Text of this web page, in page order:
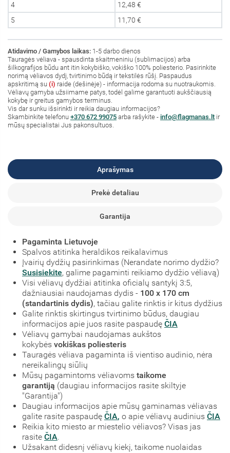
4
12,48 €
5
11,70 €
Atidavimo / Gamybos laikas: 1-5 darbo dienos
Tauragės vėliava - spausdinta skaitmeniniu (sublimacijos) arba
šilkografijos būdu ant itin kokybiško, vokiško 100% poliesterio. Pasirinkite
norimą vėliavos dydį, tvirtinimo būdą ir tekstilės rūšį. Paspaudus
apskritimą su (i) raide (dešinėje) - informacija rodoma su nuotraukomis.
Vėliavų gamyba užsiimame patys, todėl galime garantuoti aukščiausią
kokybę ir greitus gamybos terminus.
Vis dar sunku išsirinkti ir reikia daugiau informacijos?
Skambinkite telefonu +370 672 99075 arba rašykite - info@flagmanas.lt ir
mūsų specialistai Jus pakonsultuos.
Aprašymas
Prekė detaliau
Garantija
Pagaminta Lietuvoje
Spalvos atitinka heraldikos reikalavimus
Įvairių dydžių pasirinkimas (Nerandate norimo dydžio?
Susisiekite, galime pagaminti reikiamo dydžio vėliavą)
Visi vėliavų dydžiai atitinka oficialų santykį 3:5,
dažniausiai naudojamas dydis - 100 x 170 cm
(standartinis dydis), tačiau galite rinktis ir kitus dydžius
Galite rinktis skirtingus tvirtinimo būdus, daugiau
informacijos apie juos rasite paspaudę ČIA
Vėliavų gamybai naudojamas aukštos
kokybės vokiškas poliesteris
Tauragės vėliava pagaminta iš vientiso audinio, nėra
nereikalingų siūlių
Mūsų pagamintoms vėliavoms taikome
garantiją (daugiau informacijos rasite skiltyje
"Garantija")
Daugiau informacijos apie mūsų gaminamas vėliavas
galite rasite paspaudę ČIA, o apie vėliavų audinius ČIA
Reikia kito miesto ar miestelio vėliavos? Visas jas
rasite ČIA.
Užsakant didesnį vėliavų kiekį, taikome nuolaidas